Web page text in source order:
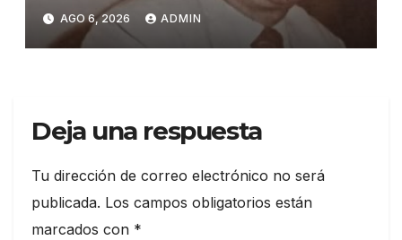
dominicano
AGO 6, 2026 ADMIN
Deja una respuesta
Tu dirección de correo electrónico no será
publicada. Los campos obligatorios están
marcados con *